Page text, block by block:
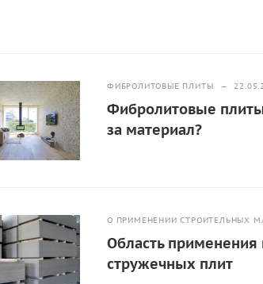
ФИБРОЛИТОВЫЕ ПЛИТЫ —
Фибролитовые
за материал?
О ПРИМЕНЕНИИ СТРОИТЕЛЬНЫХ
Область
стружечных плит